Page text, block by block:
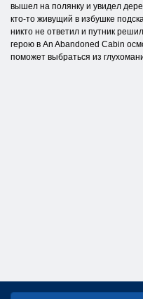
вышел на полянку и увидел
кто-то живущий в избушке
никто не ответил и путник
герою в An Abandoned Cabin
поможет выбраться из